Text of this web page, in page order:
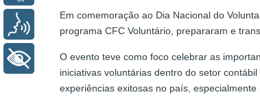
Em comemoração ao Dia Nacional do
programa CFC Voluntário, prepararam e
O evento teve como foco celebrar as
iniciativas voluntárias dentro do setor
experiências exitosas no país,
+ Acessibilidade